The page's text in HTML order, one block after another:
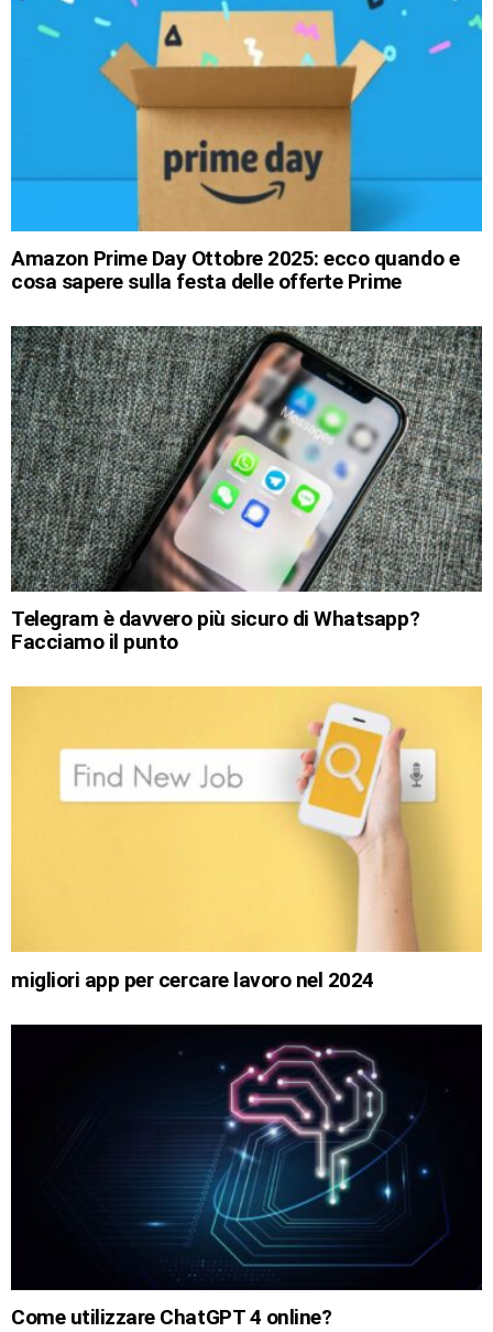
Amazon Prime Day Ottobre 2025: ecco quando e
cosa sapere sulla festa delle offerte Prime
Telegram è davvero più sicuro di Whatsapp?
Facciamo il punto
migliori app per cercare lavoro nel 2024
Come utilizzare ChatGPT 4 online?